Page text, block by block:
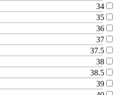
34
35
36
37
37.5
38
38.5
39